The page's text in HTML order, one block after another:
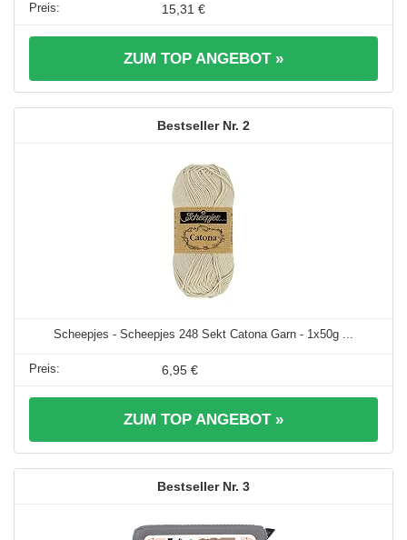
15,31 €
ZUM TOP ANGEBOT »
2
Scheepjes - Scheepjes 248 Sekt Catona Garn - 1x50g ...
6,95 €
ZUM TOP ANGEBOT »
3